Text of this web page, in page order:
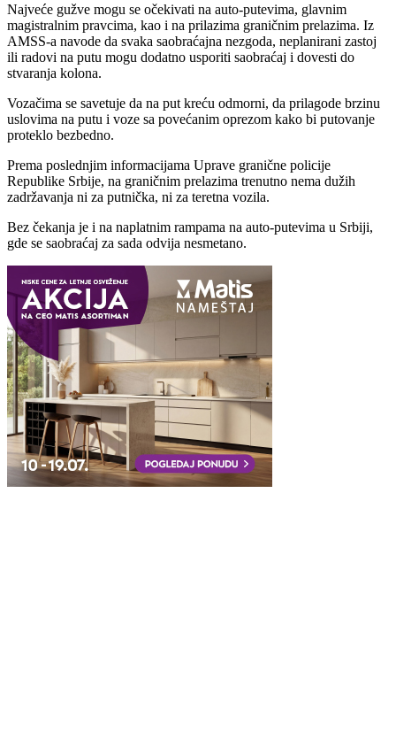
Najveće gužve mogu se očekivati na auto-putevima, glavnim
magistralnim pravcima, kao i na prilazima graničnim prelazima. Iz
AMSS-a navode da svaka saobraćajna nezgoda, neplanirani zastoj
ili radovi na putu mogu dodatno usporiti saobraćaj i dovesti do
stvaranja kolona.
Vozačima se savetuje da na put kreću odmorni, da prilagode brzinu
uslovima na putu i voze sa povećanim oprezom kako bi putovanje
proteklo bezbedno.
Prema poslednjim informacijama Uprave granične policije
Republike Srbije, na graničnim prelazima trenutno nema dužih
zadržavanja ni za putnička, ni za teretna vozila.
Bez čekanja je i na naplatnim rampama na auto-putevima u Srbiji,
gde se saobraćaj za sada odvija nesmetano.